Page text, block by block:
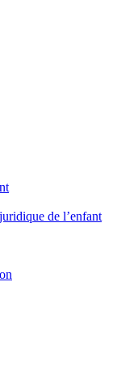
de l’enfant